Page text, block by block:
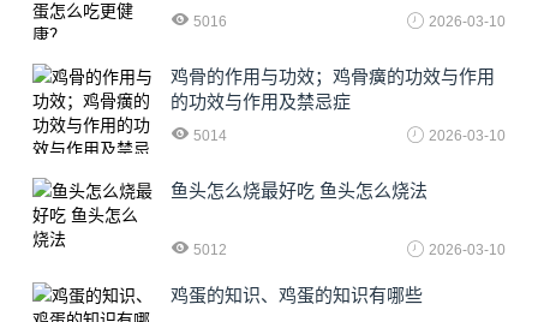
5016 2026-03-10
鸡骨的作用与功效；鸡骨癀的功效与作用
的功效与作用及禁忌症
5014 2026-03-10
鱼头怎么烧最好吃 鱼头怎么烧法
5012 2026-03-10
鸡蛋的知识、鸡蛋的知识有哪些